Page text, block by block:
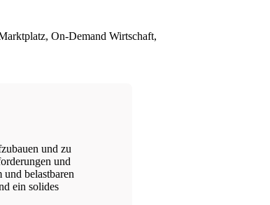
On-Demand Wirtschaft,
und zu
und
belastbaren
ein solides